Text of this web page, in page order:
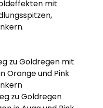
mit
zu Goldregen mit
Orange und Pink
zu Goldregen